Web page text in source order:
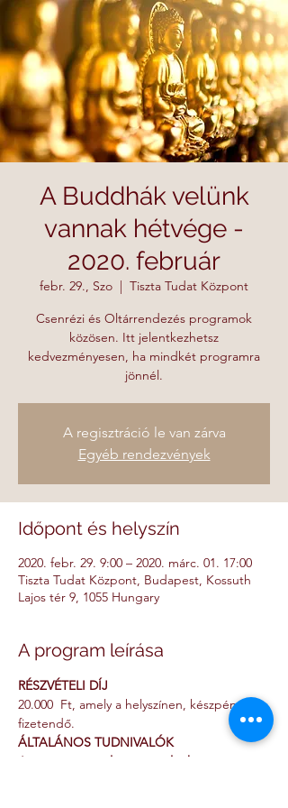
A Buddhák velünk
vannak hétvége -
2020. február
febr. 29., Szo
  |
Tiszta Tudat Központ
Csenrézi és Oltárrendezés programok
közösen. Itt jelentkezhetsz
kedvezményesen, ha mindkét programra
jönnél.
A regisztráció le van zárva
Egyéb rendezvények
Időpont és helyszín
2020. febr. 29. 9:00 – 2020. márc. 01. 17:00
Tiszta Tudat Központ, Budapest, Kossuth
Lajos tér 9, 1055 Hungary
A program leírása
RÉSZVÉTELI DÍJ
20.000  Ft, amely a helyszínen, készpénzben
fizetendő.
ÁLTALÁNOS TUDNIVALÓK
A programon való részvételnek nincs